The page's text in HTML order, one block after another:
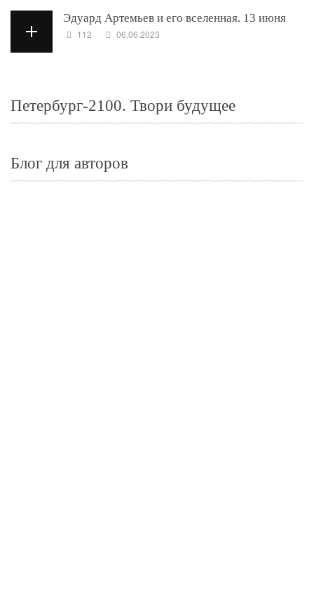
Эдуард Артемьев и его вселенная. 13 июня
112 06.06.2023
Петербург-2100. Твори будущее
Блог для авторов